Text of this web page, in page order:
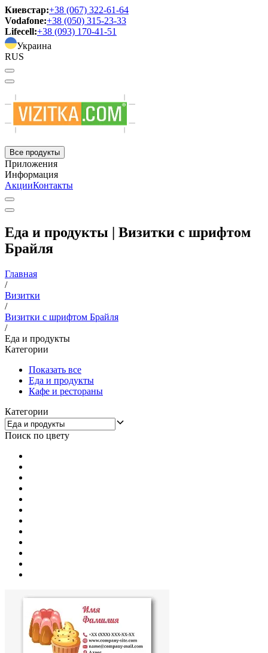
Киевстар:+38 (067) 322-61-64
Vodafone:+38 (050) 315-23-33
Lifecell:+38 (093) 170-41-51
Украина
RUS
Все продукты
Приложения
Информация
АкцииКонтакты
Еда и продукты | Визитки с шрифтом
Брайля
Главная
/
Визитки
/
Визитки с шрифтом Брайля
/
Еда и продукты
Категории
Показать все
Еда и продукты
Кафе и рестораны
Категории
Поиск по цвету